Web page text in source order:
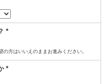
*
方はいいえのままお進みください。
*